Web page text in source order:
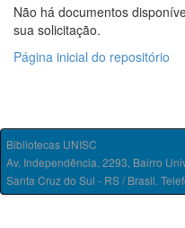
Não há documentos
sua solicitação.
Página inicial do repositório
Bibliotecas UNISC
Av. Independência, 2293, Bairro
Santa Cruz do Sul - RS / Brasil.